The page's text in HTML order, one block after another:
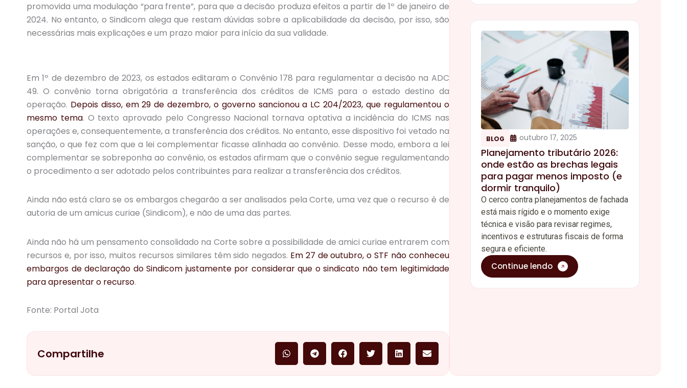
BLOG outubro 17, 2025
Planejamento tributário 2026:
onde estão as brechas legais
para pagar menos imposto (e
dormir tranquilo)
O cerco contra planejamentos de fachada
está mais rígido e o momento exige
técnica e visão para revisar regimes,
incentivos e estruturas fiscais de forma
segura e eficiente.
Continue lendo
promovida uma modulação “para frente”, para que a decisão produza efeitos a partir de 1º de janeiro de
2024. No entanto, o Sindicom alega que restam dúvidas sobre a aplicabilidade da decisão, por isso, são
necessárias mais explicações e um prazo maior para início da sua validade.
Em 1º de dezembro de 2023, os estados editaram o Convênio 178 para regulamentar a decisão na ADC
49. O convênio torna obrigatória a transferência dos créditos de ICMS para o estado destino da
operação. Depois disso, em 29 de dezembro, o governo sancionou a LC 204/2023, que regulamentou o
mesmo tema. O texto aprovado pelo Congresso Nacional tornava optativa a incidência do ICMS nas
operações e, consequentemente, a transferência dos créditos. No entanto, esse dispositivo foi vetado na
sanção, o que fez com que a lei complementar ficasse alinhada ao convênio. Desse modo, embora a lei
complementar se sobreponha ao convênio, os estados afirmam que o convênio segue regulamentando
o procedimento a ser adotado pelos contribuintes para realizar a transferência dos créditos.
Ainda não está claro se os embargos chegarão a ser analisados pela Corte, uma vez que o recurso é de
autoria de um amicus curiae (Sindicom), e não de uma das partes.
Ainda não há um pensamento consolidado na Corte sobre a possibilidade de amici curiae entrarem com
recursos e, por isso, muitos recursos similares têm sido negados. Em 27 de outubro, o STF não conheceu
embargos de declaração do Sindicom justamente por considerar que o sindicato não tem legitimidade
para apresentar o recurso.
Fonte: Portal Jota
Compartilhe